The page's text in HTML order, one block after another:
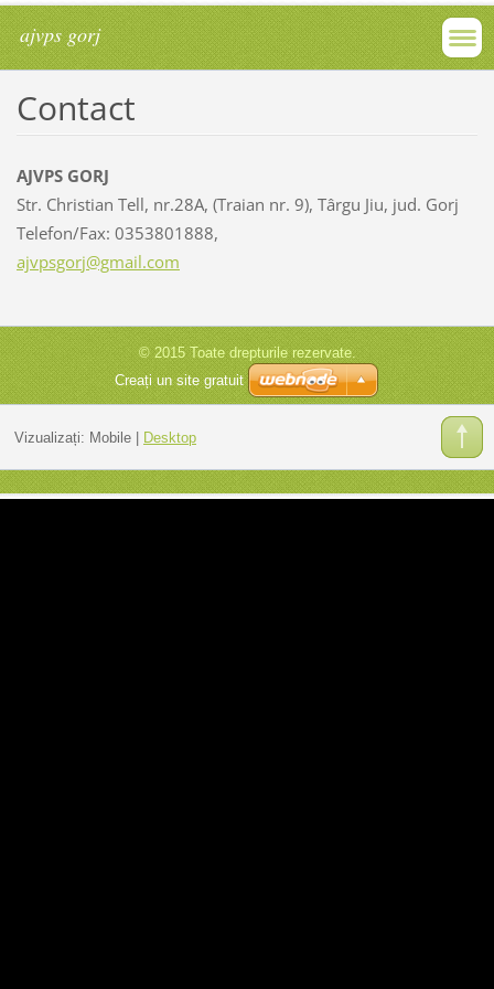
ajvps gorj
Contact
AJVPS GORJ
Str. Christian Tell, nr.28A, (Traian nr. 9), Târgu Jiu, jud. Gorj
Telefon/Fax: 0353801888,
ajvpsgorj@gmail.com
© 2015 Toate drepturile rezervate.
Creați un site gratuit
Vizualizați: Mobile| Desktop